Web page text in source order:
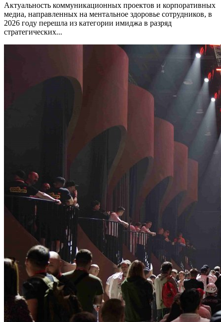
Актуальность коммуникационных проектов и корпоративных
медиа, направленных на ментальное здоровье сотрудников, в
2026 году перешла из категории имиджа в разряд
стратегических...